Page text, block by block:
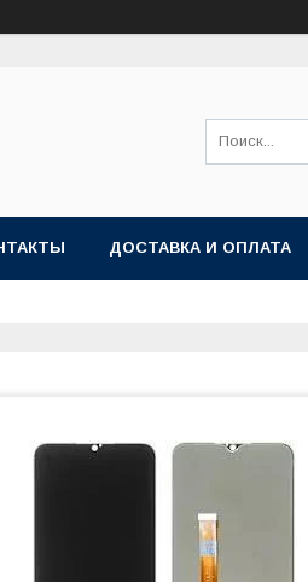
ДОСТАВКА И ОПЛАТА